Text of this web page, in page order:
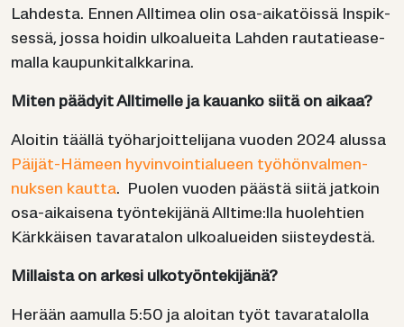
Lah­des­ta. Ennen All­ti­mea olin osa-​aikatöissä Ins­pik­
ses­sä, jossa hoi­din ul­koa­luei­ta Lah­den rau­ta­tie­a­se­
mal­la kau­pun­ki­talk­ka­ri­na.
Miten pää­dyit All­ti­mel­le ja kau­an­ko siitä on aikaa?
Aloi­tin tääl­lä työ­har­joit­te­li­ja­na vuo­den 2024 alus­sa
Päijät-​Hämeen hy­vin­voin­tia­lu­een työ­hön­val­men­
nuk­sen kaut­ta. Puo­len vuo­den pääs­tä siitä jat­koin
osa-​aikaisena työn­te­ki­jä­nä All­ti­me:lla huo­leh­tien
Kärk­käi­sen ta­va­ra­ta­lon ul­koa­luei­den siis­tey­des­tä.
Mil­lais­ta on ar­ke­si ul­ko­työn­te­ki­jä­nä?
He­rään aa­mul­la 5:50 ja aloi­tan työt ta­va­ra­ta­lol­la